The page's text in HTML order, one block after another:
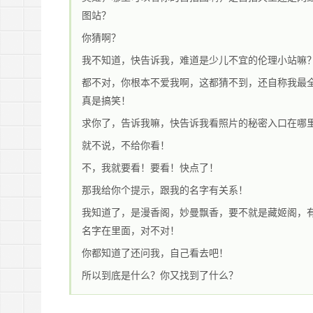
图站？
你猜啊？
我不知道，快告诉我，难道是少儿不宜的伦理小站嘛？
都不对，你根本不爱我啊，这都猜不到，还自称我最
真是搞笑！
求你了，告诉我嘛，快告诉我看照片的秘密入口在哪
就不说，不给你看！
不，我就要看！要看！快点了！
那我给你个提示，跟我的名字有关系！
我知道了，是漫香阁，妙曼飘香，要不就是藏姬阁，
名字在里面，对不对！
你都知道了还问我，自己看去吧！
所以到底是什么？你又找到了什么？